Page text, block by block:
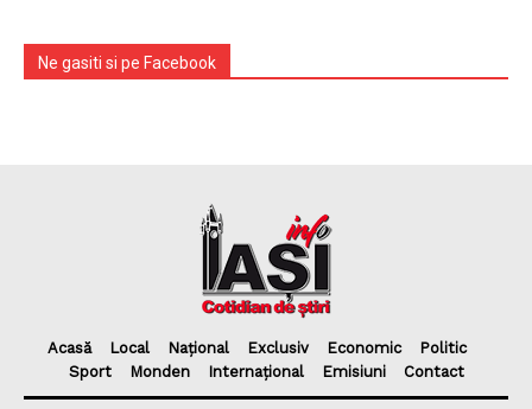
Ne gasiti si pe Facebook
Acasă Local Național Exclusiv Economic
Politic
Sport
Monden Internațional Emisiuni Contact